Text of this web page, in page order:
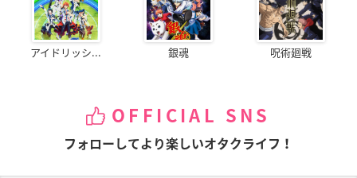
アイドリッシ... 銀魂 呪術廻戦
OFFICIAL SNS
フォローしてより楽しいオタクライフ！